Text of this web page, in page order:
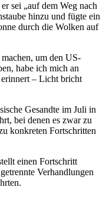
sei „auf dem Weg nach
hinzu und fügte ein
durch die Wolken auf
um den US-
habe ich mich an
– Licht bricht
Gesandte im Juli in
bei denen es zwar zu
konkreten Fortschritten
einen Fortschritt
Verhandlungen